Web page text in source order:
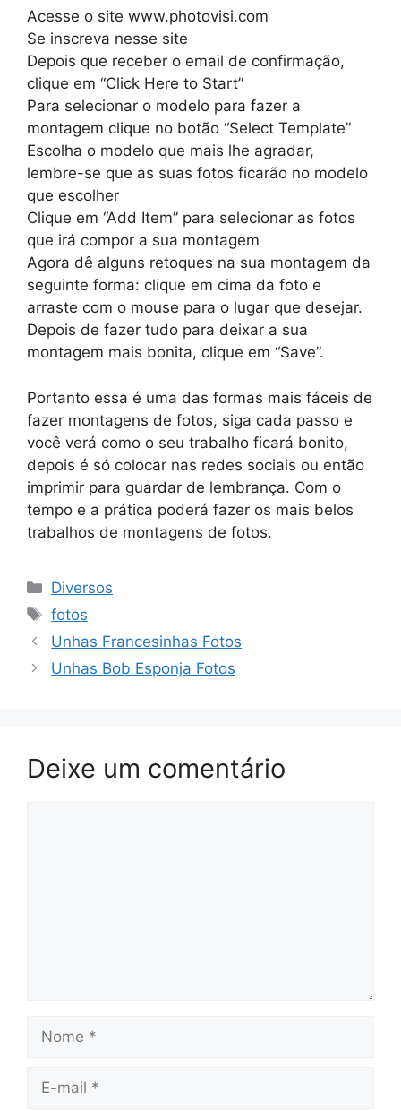
Acesse o site www.photovisi.com
Se inscreva nesse site
Depois que receber o email de confirmação,
clique em “Click Here to Start”
Para selecionar o modelo para fazer a
montagem clique no botão “Select Template”
Escolha o modelo que mais lhe agradar,
lembre-se que as suas fotos ficarão no modelo
que escolher
Clique em “Add Item” para selecionar as fotos
que irá compor a sua montagem
Agora dê alguns retoques na sua montagem da
seguinte forma: clique em cima da foto e
arraste com o mouse para o lugar que desejar.
Depois de fazer tudo para deixar a sua
montagem mais bonita, clique em “Save”.
Portanto essa é uma das formas mais fáceis de
fazer montagens de fotos, siga cada passo e
você verá como o seu trabalho ficará bonito,
depois é só colocar nas redes sociais ou então
imprimir para guardar de lembrança. Com o
tempo e a prática poderá fazer os mais belos
trabalhos de montagens de fotos.
Categorias
Diversos
Tags
fotos
Unhas Francesinhas Fotos
Unhas Bob Esponja Fotos
Deixe um comentário
mail